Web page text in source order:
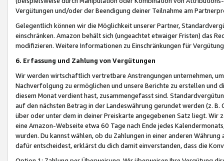
Vergütungen und/oder der Beendigung deiner Teilnahme am
Gelegentlich können wir die Möglichkeit unserer Partner,
einschränken. Amazon behält sich (ungeachtet etwaiger Fristen) das
modifizieren. Weitere Informationen zu Einschränkungen für
6. Erfassung und Zahlung von Vergütungen
Wir werden wirtschaftlich vertretbare Anstrengungen unternehmen,
Nachverfolgung zu ermöglichen und unsere Berichte zu erstellen und
diesem Monat verdient hast, zusammengefasst sind.
auf den nächsten Betrag in der Landeswährung gerundet werden (z.
über oder unter dem in deiner Preiskarte angegebenen Satz liegt.
eine Amazon-Webseite etwa 60 Tage nach Ende jedes
wurden. Du kannst wählen, ob du Zahlungen in einer anderen
dafür entscheidest, erklärst du dich damit einverstanden, dass die